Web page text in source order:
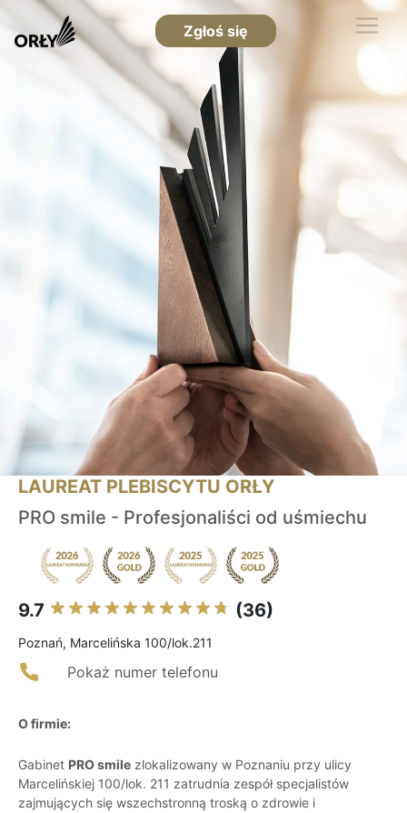
Zgłoś się
LAUREAT PLEBISCYTU ORŁY
PRO smile - Profesjonaliści od uśmiechu
9.7 (36)
Poznań, Marcelińska 100/lok.211
Pokaż numer telefonu
O firmie:
Gabinet PRO smile zlokalizowany w Poznaniu przy ulicy
Marcelińskiej 100/lok. 211 zatrudnia zespół specjalistów
zajmujących się wszechstronną troską o zdrowie i